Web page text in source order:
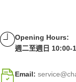
Opening Hours:
週二至週日 10:00-
Email: